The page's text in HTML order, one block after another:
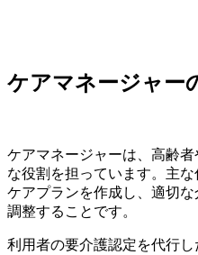
ケアマネージャー
ケアマネージャーは、高齢
な役割を担っています。主
ケアプランを作成し、適切
調整することです。
利用者の要介護認定を代行